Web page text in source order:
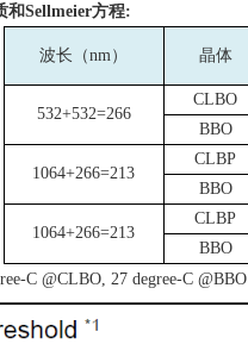
和Sellmeier方程:
波长（nm ） 晶体
532+532=266
CLBO
BBO
1064+266=213
CLBP
BBO
1064+266=213
CLBP
BBO
C @CLBO, 27 degree-C @BBO